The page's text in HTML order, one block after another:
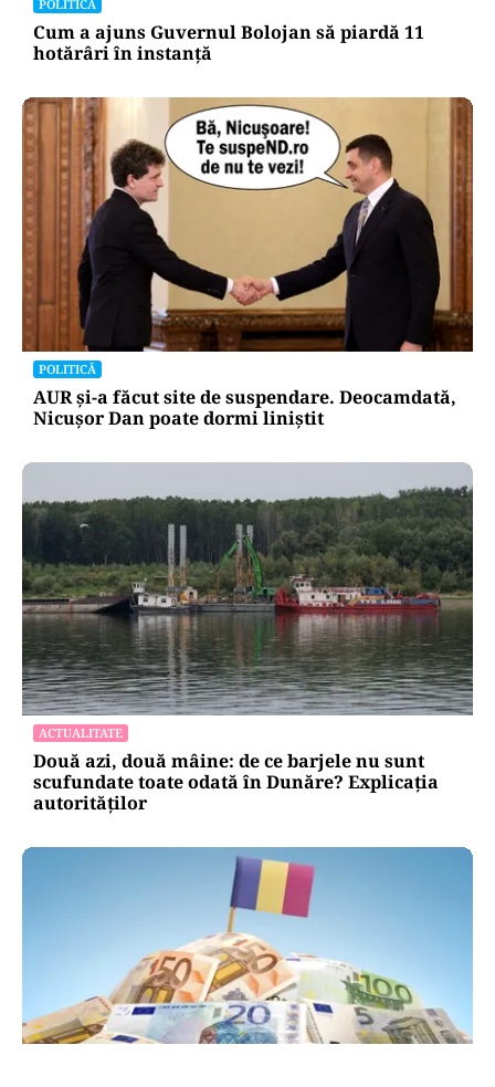
POLITICĂ
Cum a ajuns Guvernul Bolojan să piardă 11
hotărâri în instanță
POLITICĂ
AUR și-a făcut site de suspendare. Deocamdată,
Nicușor Dan poate dormi liniștit
ACTUALITATE
Două azi, două mâine: de ce barjele nu sunt
scufundate toate odată în Dunăre? Explicația
autorităților